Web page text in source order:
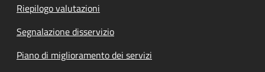
Riepilogo valutazioni
Segnalazione disservizio
Piano di miglioramento dei servizi